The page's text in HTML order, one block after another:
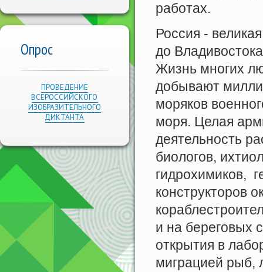
Опрос
ПРОВЕДЕНИЕ
ВСЕРОССИЙСКОГО
ИЗОБРАЗИТЕЛЬНОГО
ДИКТАНТА
работах.
Россия -
до
Жизнь многих
добывают
моряков
моря. Целая
деятельность
биологов,
гидрохимиков,
конструкторов
и на береговых
открытия в
миграцией рыб,